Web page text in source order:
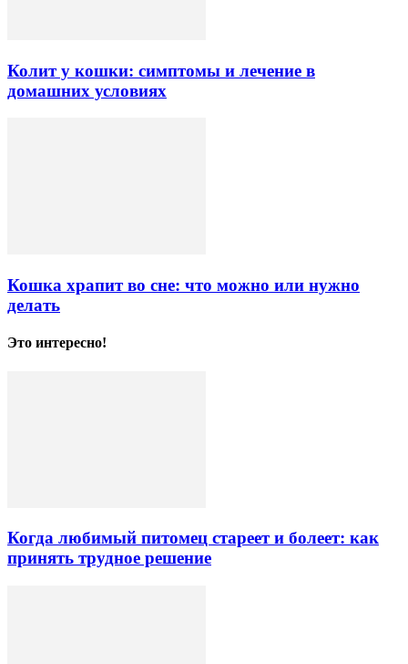
Колит у кошки: симптомы и лечение в
домашних условиях
Кошка храпит во сне: что можно или нужно
делать
Это интересно!
Когда любимый питомец стареет и болеет: как
принять трудное решение